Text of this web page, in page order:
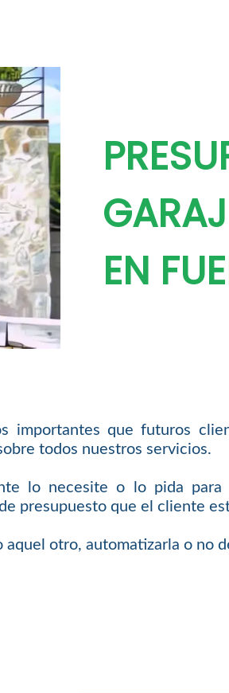
EN
importantes que futuros
todos nuestros servicios.
lo necesite o lo pida
presupuesto que el cliente
otro, automatizarla o no